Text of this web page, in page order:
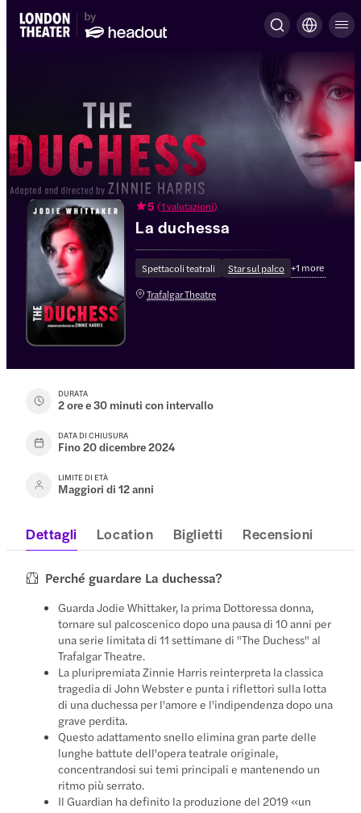
5 (1 valutazioni)
La duchessa
Spettacoli teatrali Star sul palco +1 more
Trafalgar Theatre
DURATA
2 ore e 30 minuti con intervallo
DATA DI CHIUSURA
Fino 20 dicembre 2024
LIMITE DI ETÀ
Maggiori di 12 anni
Dettagli Location Biglietti Recensioni
Perché guardare La duchessa?
Guarda Jodie Whittaker, la prima Dottoressa donna,
tornare sul palcoscenico dopo una pausa di 10 anni per
una serie limitata di 11 settimane di "The Duchess" al
Trafalgar Theatre.
La pluripremiata Zinnie Harris reinterpreta la classica
tragedia di John Webster e punta i riflettori sulla lotta
di una duchessa per l'amore e l'indipendenza dopo una
grave perdita.
Questo adattamento snello elimina gran parte delle
lunghe battute dell'opera teatrale originale,
concentrandosi sui temi principali e mantenendo un
ritmo più serrato.
Il Guardian ha definito la produzione del 2019 «un